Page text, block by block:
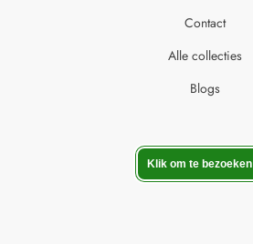
Contact
Alle collecties
Blogs
Klik om te bezoeken